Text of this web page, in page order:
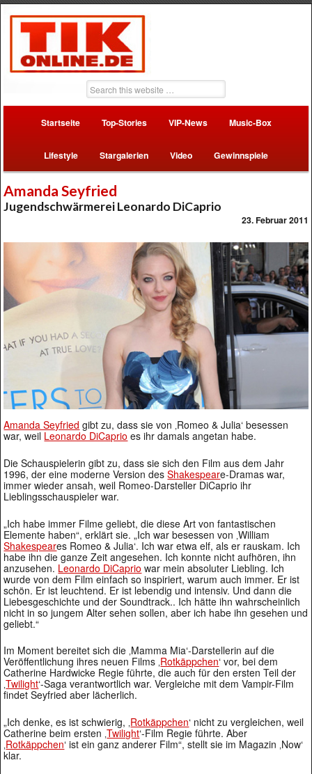
Startseite Top-Stories VIP-News Music-Box
Lifestyle Stargalerien Video Gewinnspiele
Amanda Seyfried
Jugendschwärmerei Leonardo DiCaprio
23. Februar 2011
Amanda Seyfried gibt zu, dass sie von ‚Romeo & Julia‘ besessen
war, weil Leonardo DiCaprio es ihr damals angetan habe.
Die Schauspielerin gibt zu, dass sie sich den Film aus dem Jahr
1996, der eine moderne Version desShakespeare-Dramas war,
immer wieder ansah, weil Romeo-Darsteller DiCaprio ihr
Lieblingsschauspieler war.
„Ich habe immer Filme geliebt, die diese Art von fantastischen
Elemente haben“, erklärt sie. „Ich war besessen von ‚William
Shakespeares Romeo & Julia‘. Ich war etwa elf, als er rauskam. Ich
habe ihn die ganze Zeit angesehen. Ich konnte nicht aufhören, ihn
anzusehen. Leonardo DiCaprio war mein absoluter Liebling. Ich
wurde von dem Film einfach so inspiriert, warum auch immer. Er ist
schön. Er ist leuchtend. Er ist lebendig und intensiv. Und dann die
Liebesgeschichte und der Soundtrack.. Ich hätte ihn wahrscheinlich
nicht in so jungem Alter sehen sollen, aber ich habe ihn gesehen und
geliebt.“
Im Moment bereitet sich die ‚Mamma Mia‘-Darstellerin auf die
Veröffentlichung ihres neuen Films ‚Rotkäppchen‘ vor, bei dem
Catherine Hardwicke Regie führte, die auch für den ersten Teil der
‚Twilight‘-Saga verantwortlich war. Vergleiche mit dem Vampir-Film
findet Seyfried aber lächerlich.
„Ich denke, es ist schwierig, ‚Rotkäppchen‘ nicht zu vergleichen, weil
Catherine beim ersten ‚Twilight‘-Film Regie führte. Aber
‚Rotkäppchen‘ ist ein ganz anderer Film“, stellt sie im Magazin ‚Now‘
klar.